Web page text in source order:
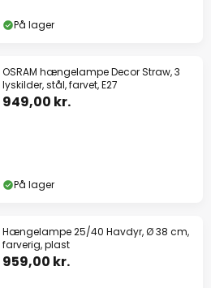
På lager
OSRAM hængelampe Decor Straw, 3
lyskilder, stål, farvet, E27
949,00 kr.
På lager
Hængelampe 25/40 Havdyr, Ø 38 cm,
farverig, plast
959,00 kr.